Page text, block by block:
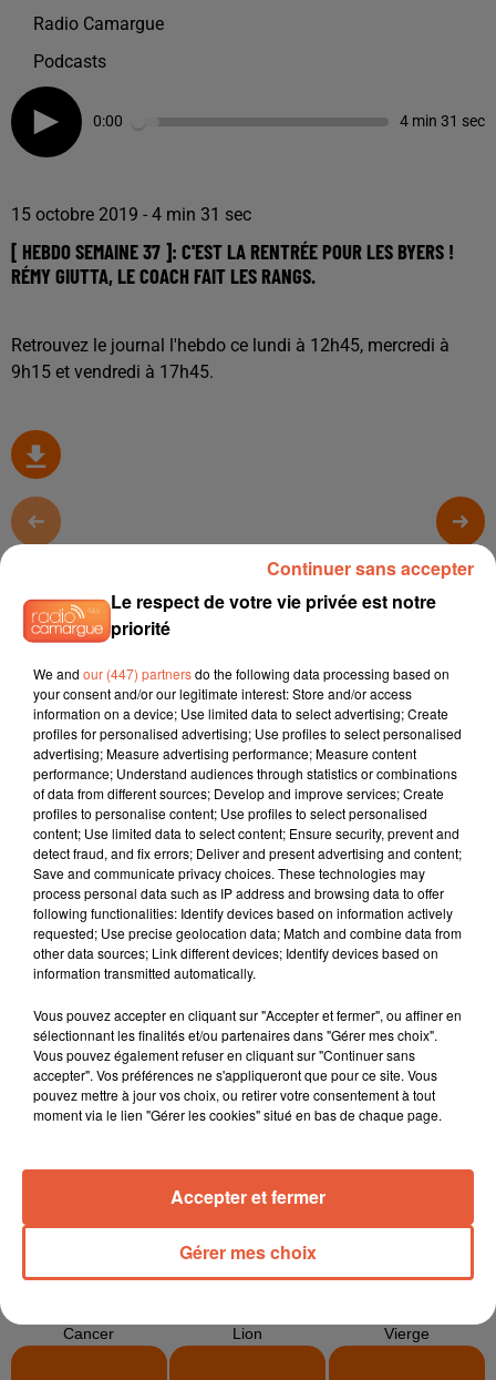
Radio Camargue
Podcasts
0:00 4 min 31 sec
15 octobre 2019 - 4 min 31 sec
[ HEBDO SEMAINE 37 ]: C'EST LA RENTRÉE POUR LES BYERS !
RÉMY GIUTTA, LE COACH FAIT LES RANGS.
Retrouvez le journal l'hebdo ce lundi à 12h45, mercredi à
9h15 et vendredi à 17h45.
8h37
8h37
SEAN KINGSTON
Beautiful Girls
SHAKIRA
Dai Dai
TOVE LO
Des Fleurs
L'HOROSCOPE
Cancer Lion Vierge
Le respect de votre vie privée est notre
priorité
We and our (447) partnersdo the following data processing based on
your consent and/or our legitimate interest: Store and/or access
information on a device; Use limited data to select advertising; Create
profiles for personalised advertising; Use profiles to select personalised
advertising; Measure advertising performance; Measure content
performance; Understand audiences through statistics or combinations
of data from different sources; Develop and improve services; Create
profiles to personalise content; Use profiles to select personalised
content; Use limited data to select content; Ensure security, prevent and
detect fraud, and fix errors; Deliver and present advertising and content;
Save and communicate privacy choices. These technologies may
process personal data such as IP address and browsing data to offer
following functionalities: Identify devices based on information actively
requested; Use precise geolocation data; Match and combine data from
other data sources; Link different devices; Identify devices based on
information transmitted automatically.
Vous pouvez accepter en cliquant sur "Accepter et fermer", ou affiner en
sélectionnant les finalités et/ou partenaires dans "Gérer mes choix".
Vous pouvez également refuser en cliquant sur "Continuer sans
accepter". Vos préférences ne s'appliqueront que pour ce site. Vous
pouvez mettre à jour vos choix, ou retirer votre consentement à tout
moment via le lien "Gérer les cookies" situé en bas de chaque page.
Gérer mes choix
Accepter et fermer
Continuer sans accepter